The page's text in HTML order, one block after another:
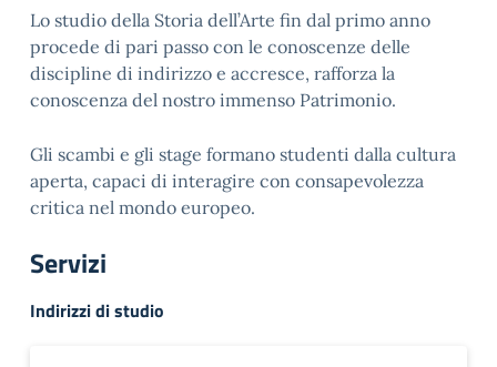
Lo studio della Storia dell’Arte fin dal primo anno
procede di pari passo con le conoscenze delle
discipline di indirizzo e accresce, rafforza la
conoscenza del nostro immenso Patrimonio.
Gli scambi e gli stage formano studenti dalla cultura
aperta, capaci di interagire con consapevolezza
critica nel mondo europeo.
Servizi
Indirizzi di studio